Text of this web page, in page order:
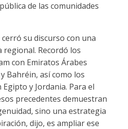
de las comunidades
su discurso con una
regional. Recordó los
con Emiratos Árabes
Bahréin, así como los
y Jordania. Para el
precedentes demuestran
sino una estrategia
dijo, es ampliar ese